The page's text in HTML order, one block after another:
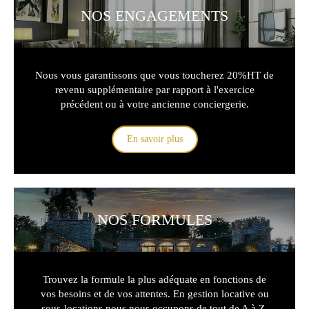
NOS ENGAGEMENTS
Nous vous garantissons que vous toucherez 20%HT de
revenu supplémentaire par rapport à l'exercice
précédent ou à votre ancienne conciergerie.
En savoir plus
NOS FORMULES
Trouvez la formule la plus adéquate en fonctions de
vos besoins et de vos attentes. En gestion locative ou